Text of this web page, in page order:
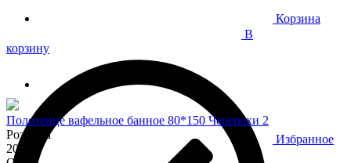
В
корзину
Полотенце вафельное банное 80*150 Черепахи 2
Розница
200
Корзина
Избранное